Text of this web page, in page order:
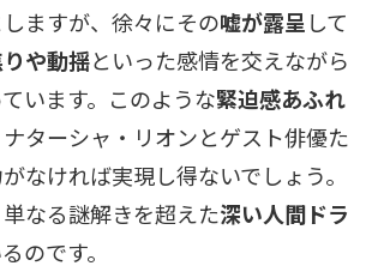
ますが、徐々にその嘘が露呈 して
や動揺といった感情を交えながら
います。このような緊迫感あふれ
ターシャ・リオンとゲスト俳優た
がなければ実現し得ないでしょう。
なる謎解きを超えた深い人間ドラ
のです。